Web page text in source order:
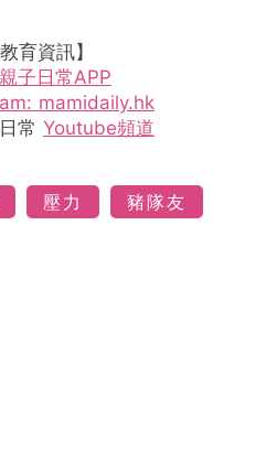
育資訊】
子日常APP
mamidaily.hk
常 Youtube頻道
壓力
豬隊友